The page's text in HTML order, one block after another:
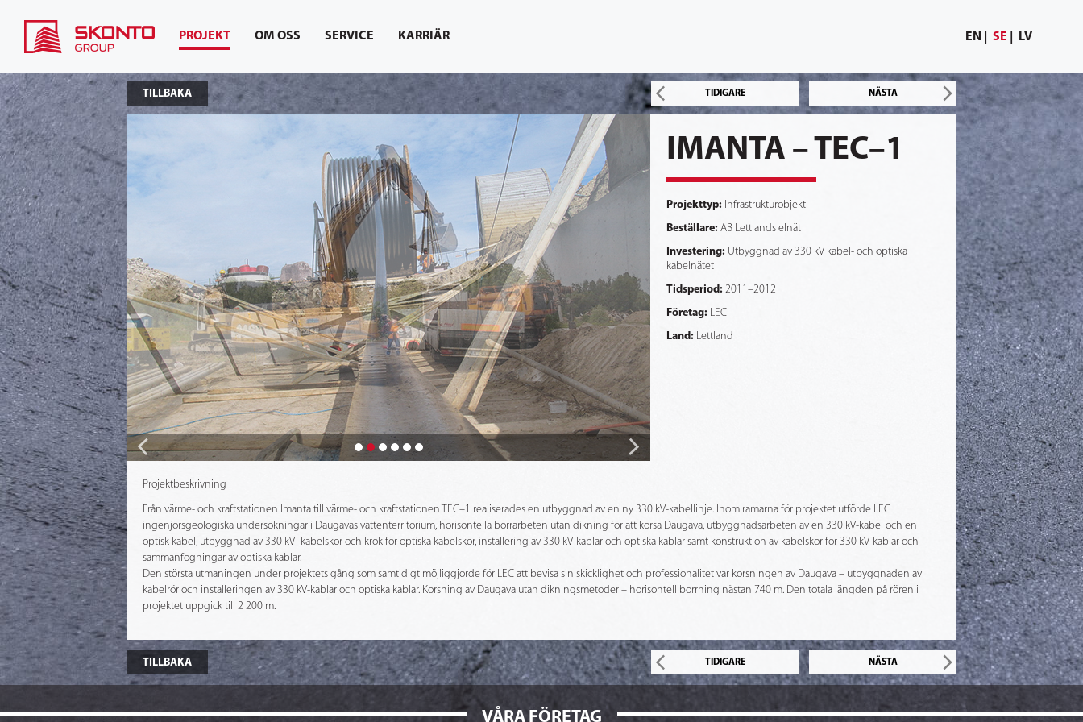
EN SE LV
PROJEKT OM OSS SERVICE KARRIÄR
TILLBAKA TIDIGARE NÄSTA
IMANTA – TEC–1
Projekttyp: Infrastrukturobjekt
Beställare: AB Lettlands elnät
Investering: Utbyggnad av 330 kV kabel- och optiska
kabelnätet
Tidsperiod: 2011–2012
Företag: LEC
Land: Lettland
Projektbeskrivning
Från värme- och kraftstationen Imanta till värme- och kraftstationen TEC–1 realiserades en utbyggnad av en ny 330 kV-kabellinje. Inom ramarna för projektet utförde LEC
ingenjörsgeologiska undersökningar i Daugavas vattenterritorium, horisontella borrarbeten utan dikning för att korsa Daugava, utbyggnadsarbeten av en 330 kV-kabel och en
optisk kabel, utbyggnad av 330 kV–kabelskor och krok för optiska kabelskor, installering av 330 kV-kablar och optiska kablar samt konstruktion av kabelskor för 330 kV-kablar och
sammanfogningar av optiska kablar.
Den största utmaningen under projektets gång som samtidigt möjliggjorde för LEC att bevisa sin skicklighet och professionalitet var korsningen av Daugava – utbyggnaden av
kabelrör och installeringen av 330 kV-kablar och optiska kablar. Korsning av Daugava utan dikningsmetoder – horisontell borrning nästan 740 m. Den totala längden på rören i
projektet uppgick till 2 200 m.
TILLBAKA TIDIGARE NÄSTA
VÅRA FÖRETAG